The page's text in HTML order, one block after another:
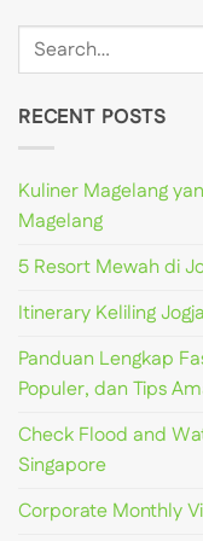
RECENT POSTS
Kuliner Magelang
Magelang
5 Resort Mewah di
Itinerary Keliling
Panduan Lengkap
Populer, dan Tips
Check Flood and
Singapore
Corporate Monthly